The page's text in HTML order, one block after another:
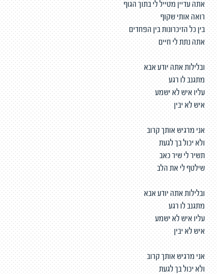
אתה עדיין מטייל לי בתוך הגוף
רואה אותי שקוף
בין כל הזיכרונות בין הפחדים
אתה נתת לי חיים
ובלילות אתה יודע אבא
מתגנב לו רגע
עליו איש לא ישמע
איש לא יבין
אני מרגיש אותך קרוב
ולא יכול בך לגעת
תשיר לי שיר כאב
שילטף לי את הלב
ובלילות אתה יודע אבא
מתגנב לו רגע
עליו איש לא ישמע
איש לא יבין
אני מרגיש אותך קרוב
ולא יכול בך לגעת